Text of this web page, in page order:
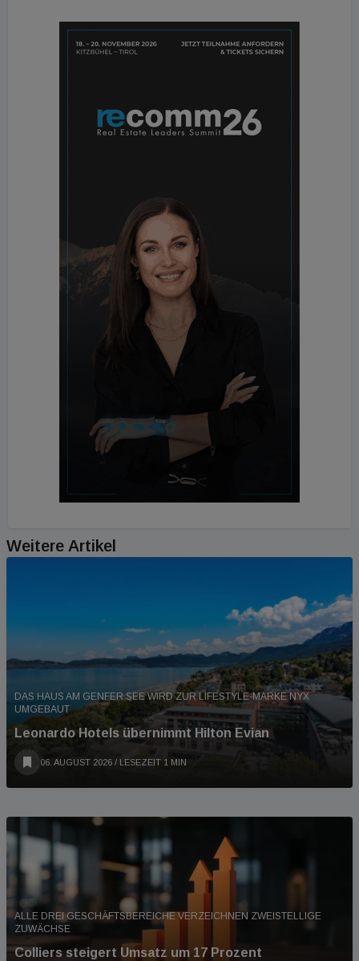
Weitere Artikel
DAS HAUS AM GENFER SEE WIRD ZUR LIFESTYLE-MARKE NYX
UMGEBAUT
Leonardo Hotels übernimmt Hilton Evian
06. AUGUST 2026 / LESEZEIT 1 MIN
ALLE DREI GESCHÄFTSBEREICHE VERZEICHNEN ZWEISTELLIGE
ZUWÄCHSE
Colliers steigert Umsatz um 17 Prozent